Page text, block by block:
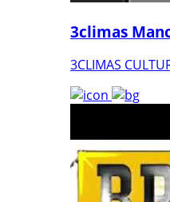
3climas
3CLIMAS